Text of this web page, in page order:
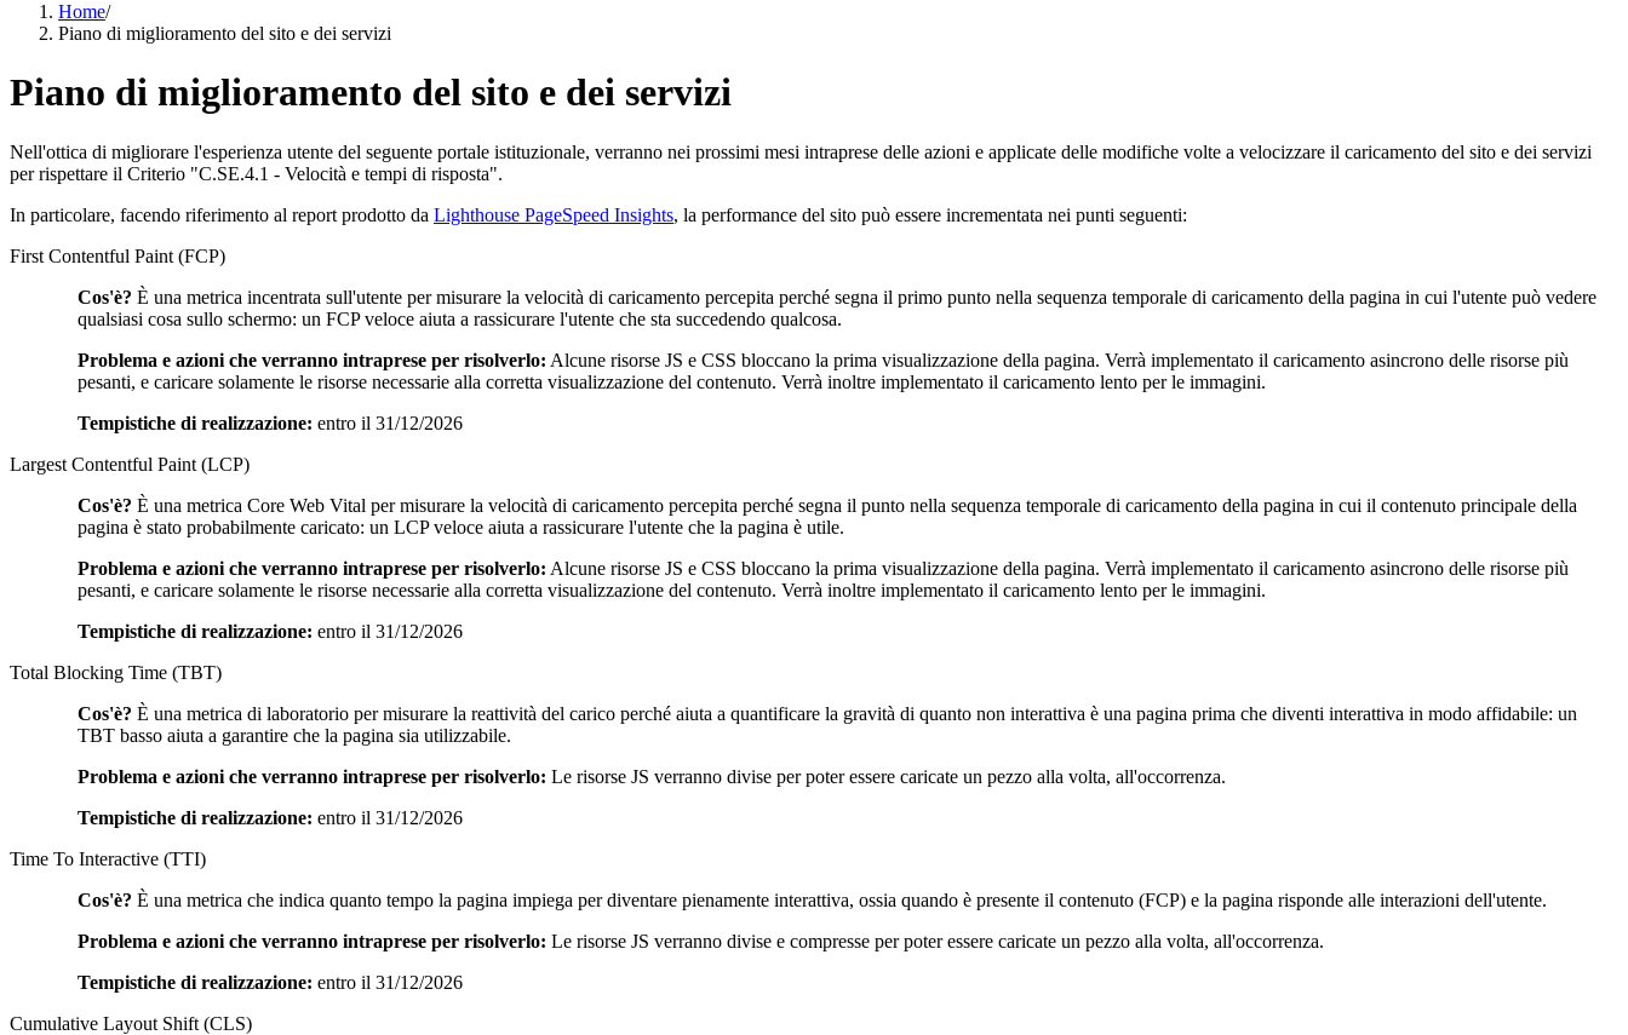
Home/
Piano di miglioramento del sito e dei servizi
Piano di miglioramento del sito e dei servizi
Nell'ottica di migliorare l'esperienza utente del seguente portale istituzionale, verranno nei prossimi mesi intraprese delle azioni e applicate delle modifiche volte a velocizzare il caricamento del sito e dei servizi
per rispettare il Criterio "C.SE.4.1 - Velocità e tempi di risposta".
In particolare, facendo riferimento al report prodotto da Lighthouse PageSpeed Insights, la performance del sito può essere incrementata nei punti seguenti:
First Contentful Paint (FCP)
Cos'è? È una metrica incentrata sull'utente per misurare la velocità di caricamento percepita perché segna il primo punto nella sequenza temporale di caricamento della pagina in cui l'utente può vedere
qualsiasi cosa sullo schermo: un FCP veloce aiuta a rassicurare l'utente che sta succedendo qualcosa.
Problema e azioni che verranno intraprese per risolverlo: Alcune risorse JS e CSS bloccano la prima visualizzazione della pagina. Verrà implementato il caricamento asincrono delle risorse più
pesanti, e caricare solamente le risorse necessarie alla corretta visualizzazione del contenuto. Verrà inoltre implementato il caricamento lento per le immagini.
Tempistiche di realizzazione: entro il 31/12/2026
Largest Contentful Paint (LCP)
Cos'è? È una metrica Core Web Vital per misurare la velocità di caricamento percepita perché segna il punto nella sequenza temporale di caricamento della pagina in cui il contenuto principale della
pagina è stato probabilmente caricato: un LCP veloce aiuta a rassicurare l'utente che la pagina è utile.
Problema e azioni che verranno intraprese per risolverlo: Alcune risorse JS e CSS bloccano la prima visualizzazione della pagina. Verrà implementato il caricamento asincrono delle risorse più
pesanti, e caricare solamente le risorse necessarie alla corretta visualizzazione del contenuto. Verrà inoltre implementato il caricamento lento per le immagini.
Tempistiche di realizzazione: entro il 31/12/2026
Total Blocking Time (TBT)
Cos'è? È una metrica di laboratorio per misurare la reattività del carico perché aiuta a quantificare la gravità di quanto non interattiva è una pagina prima che diventi interattiva in modo affidabile: un
TBT basso aiuta a garantire che la pagina sia utilizzabile.
Problema e azioni che verranno intraprese per risolverlo: Le risorse JS verranno divise per poter essere caricate un pezzo alla volta, all'occorrenza.
Tempistiche di realizzazione: entro il 31/12/2026
Time To Interactive (TTI)
Cos'è? È una metrica che indica quanto tempo la pagina impiega per diventare pienamente interattiva, ossia quando è presente il contenuto (FCP) e la pagina risponde alle interazioni dell'utente.
Problema e azioni che verranno intraprese per risolverlo: Le risorse JS verranno divise e compresse per poter essere caricate un pezzo alla volta, all'occorrenza.
Tempistiche di realizzazione: entro il 31/12/2026
Cumulative Layout Shift (CLS)